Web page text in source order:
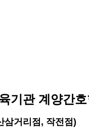
기관 계양간
삼거리점, 작전점)